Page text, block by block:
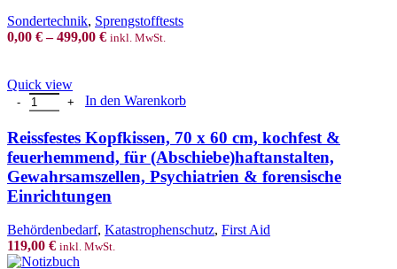
variants.
The
chosen
on
product
page
Sondertechnik, Sprengstofftests
0,00 €–499,00 € inkl. MwSt.
Quick view
Reissfestes Kopfkissen, 70 x 60 cm, kochfest & feuerhemmend,
In den Warenkorb
Reissfestes Kopfkissen, 70 x 60 cm, kochfest &
feuerhemmend, für (Abschiebe)haftanstalten,
Gewahrsamszellen, Psychiatrien & forensische
Einrichtungen
Behördenbedarf, Katastrophenschutz, First Aid
119,00 € inkl. MwSt.